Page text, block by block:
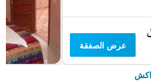
عرض الصفقة